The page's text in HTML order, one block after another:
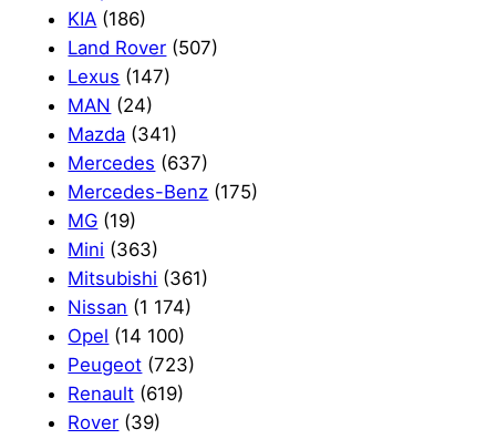
KIA (186)
Land Rover (507)
Lexus (147)
MAN (24)
Mazda (341)
Mercedes (637)
Mercedes-Benz (175)
MG (19)
Mini (363)
Mitsubishi (361)
Nissan (1 174)
Opel (14 100)
Peugeot (723)
Renault (619)
Rover (39)